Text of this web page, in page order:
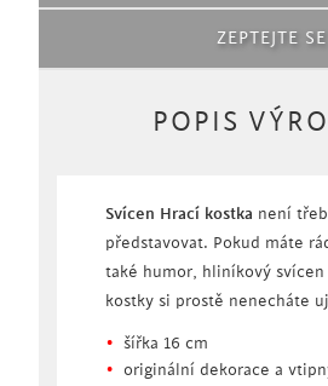
ZEPTEJTE SE
POPIS
Svícen Hrací kostka není
představovat. Pokud máte
také humor, hliníkový svícen
kostky si prostě nenecháte
šířka 16 cm
originální dekorace a